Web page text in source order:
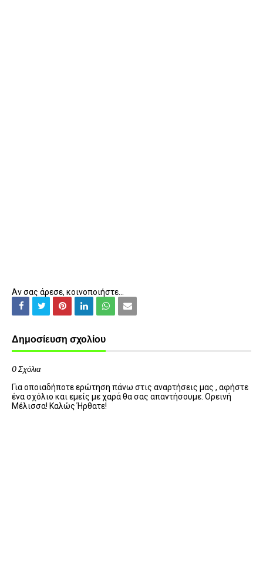
Αν σας άρεσε, κοινοποιήστε...
Δημοσίευση σχολίου
0 Σχόλια
Για οποιαδήποτε ερώτηση πάνω στις αναρτήσεις μας , αφήστε
ένα σχόλιο και εμείς με χαρά θα σας απαντήσουμε. Ορεινή
Μέλισσα! Καλώς Ήρθατε!